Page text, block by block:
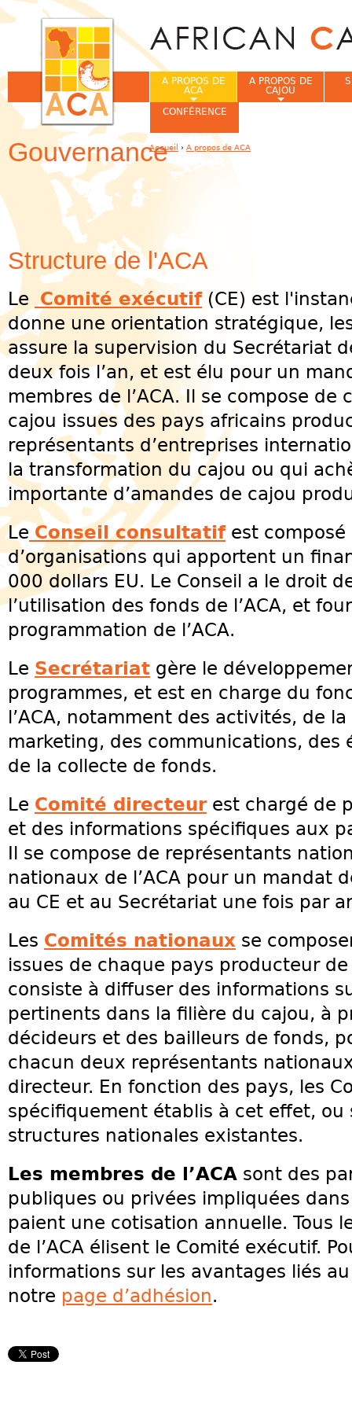
Gouvernance
Structure de l'ACA
Le Comité exécutif(CE) est
donne une orientation stratégique,
assure la supervision du Secrétariat
deux fois l’an, et est élu pour un
membres de l’ACA. Il se compose
cajou issues des pays africains
représentants d’entreprises
la transformation du cajou ou qui
importante d’amandes de cajou
Le Conseil consultatifest composé
d’organisations qui apportent un
000 dollars EU. Le Conseil a le droit
l’utilisation des fonds de l’ACA, et
programmation de l’ACA.
Le Secrétariat gère le
programmes, et est en charge du
l’ACA, notamment des activités, de
marketing, des communications, des
de la collecte de fonds.
Le Comité directeurest chargé de
et des informations spécifiques aux
Il se compose de représentants
nationaux de l’ACA pour un mandat
au CE et au Secrétariat une fois par
Les Comités nationaux se
issues de chaque pays producteur
consiste à diffuser des informations
pertinents dans la filière du cajou, à
décideurs et des bailleurs de fonds,
chacun deux représentants
directeur. En fonction des pays, les
spécifiquement établis à cet effet, ou
structures nationales existantes.
Les membres de l’ACA sont des
publiques ou privées impliquées
paient une cotisation annuelle. Tous
de l’ACA élisent le Comité exécutif.
informations sur les avantages liés
notre page d’adhésion.
A PROPOS DE
ACA
A PROPOS DE
CAJOU
CONFÉRENCE
Vous êtes ici
Accueil › A propos de ACA